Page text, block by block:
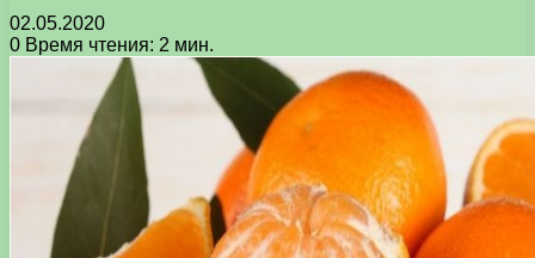
02.05.2020
0 Время чтения: 2 мин.